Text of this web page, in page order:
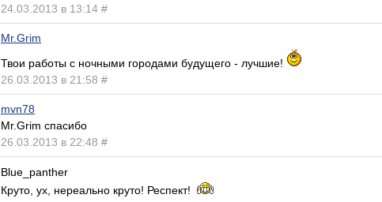
24.03.2013 в 13:14 #
Mr.Grim
Твои работы с ночными городами будущего - лучшие!
26.03.2013 в 21:58 #
mvn78
Mr.Grim спасибо
26.03.2013 в 22:48 #
Blue_panther
Круто, ух, нереально круто! Респект!